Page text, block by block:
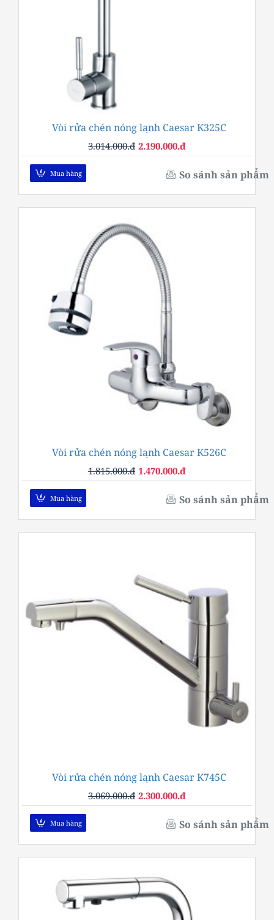
-27%
Vòi rửa chén nóng lạnh Caesar K325C
2.190.000.đ
3.014.000.đ
Mua hàng So sánh sản phẩm
-19%
Vòi rửa chén nóng lạnh Caesar K526C
1.470.000.đ
1.815.000.đ
Mua hàng So sánh sản phẩm
-25%
Vòi rửa chén nóng lạnh Caesar K745C
2.300.000.đ
3.069.000.đ
Mua hàng So sánh sản phẩm